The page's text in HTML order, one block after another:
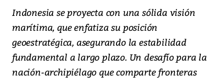
Indonesia se proyecta con una sólida visión
marítima, que enfatiza su posición
geoestratégica, asegurando la estabilidad
fundamental a largo plazo. Un desafío para la
nación-archipiélago que comparte fronteras